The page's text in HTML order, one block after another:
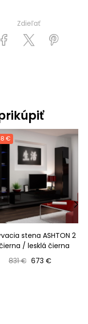
Zdieľať
€
stena ASHTON 2
/ lesklá čierna
Bežná cena
831 € Cena
673 €
›